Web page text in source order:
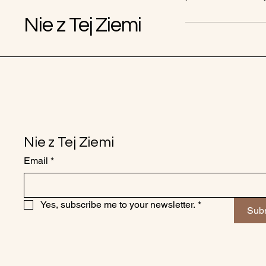
Nie z Tej Ziemi
Nie z Tej Ziemi
Email *
Yes, subscribe me to your newsletter. *